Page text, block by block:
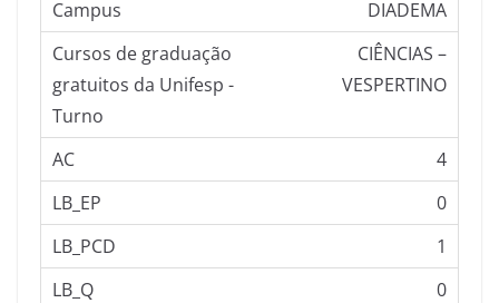
DIADEMA
CIÊNCIAS –
VESPERTINO
4
0
1
0